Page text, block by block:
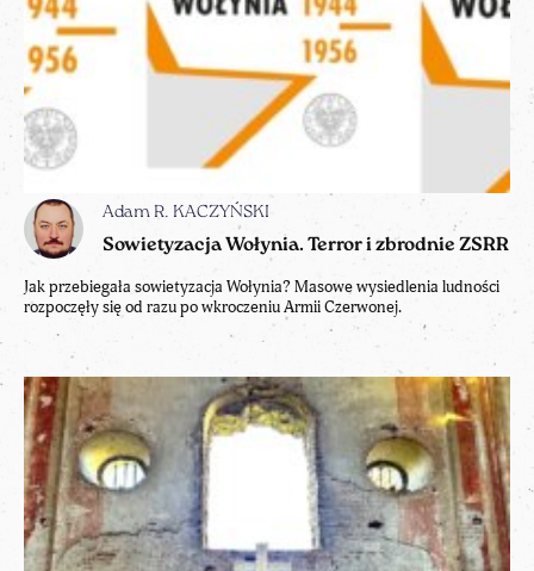
Adam R. KACZYŃSKI
Sowietyzacja Wołynia. Terror i zbrodnie ZSRR
Jak przebiegała sowietyzacja Wołynia? Masowe wysiedlenia ludności
rozpoczęły się od razu po wkroczeniu Armii Czerwonej.